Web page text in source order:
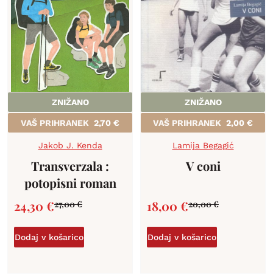
ZNIŽANO
VAŠ PRIHRANEK 2,70 €
Jakob J. Kenda
Transverzala :
potopisni roman
27,00€
24,30 €
Dodaj v košarico
ZNIŽANO
VAŠ PRIHRANEK 2,00 €
Lamija Begagić
V coni
20,00€
18,00 €
Dodaj v košarico